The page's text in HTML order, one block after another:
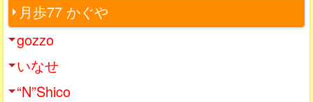
月歩77 かぐや
gozzo
いなせ
“N”Shico